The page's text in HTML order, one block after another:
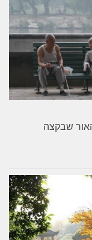
שבקצה